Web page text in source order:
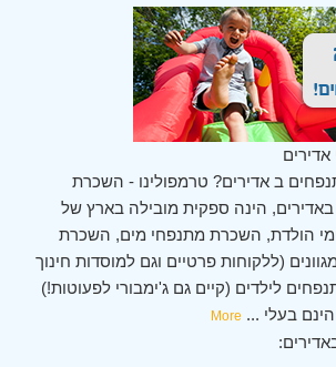
ב אדירים? טרמפולינו - השכרת
הינה ספקית מובילה בארץ של
הולדת, השכרת מתנפחי מים, השכרת
(ללקוחות פרטיים וגם למוסדות חינוך
לילדים (קיים גם ג'ימבורי לפעוטות!)
בעלי ...
More